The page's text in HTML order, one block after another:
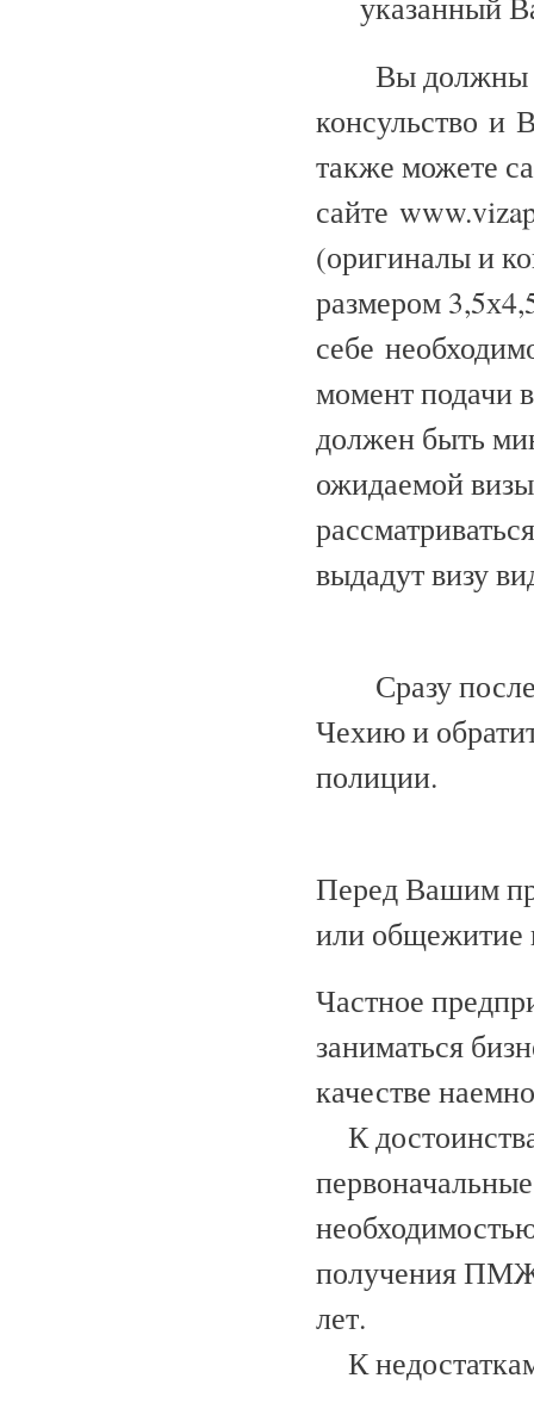
Вы должны
консульство и
также можете
сайте
(оригиналы и
размером
себе
момент подачи
должен быть
ожидаемой
выдадут визу
Сразу
Чехию и
полиции.
Перед Вашим
или общежитие
Частное
заниматься
качестве
К
получения
лет.
К